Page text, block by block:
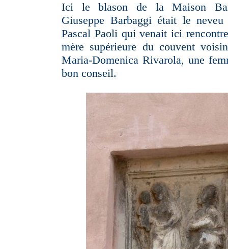
Ici le blason de la Maison
Giuseppe Barbaggi était le
Pascal Paoli qui venait ici
mère supérieure du couvent
Maria-Domenica Rivarola, une
bon conseil.